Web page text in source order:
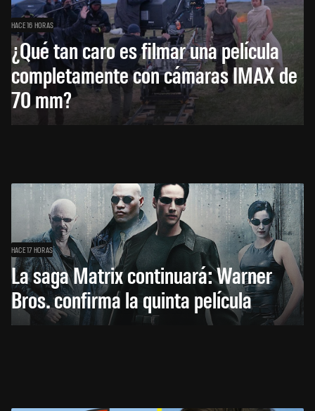
HACE 16 HORAS
¿Qué tan caro es filmar una película
completamente con cámaras IMAX de
70 mm?
HACE 17 HORAS
La saga Matrix continuará: Warner
Bros. confirma la quinta película